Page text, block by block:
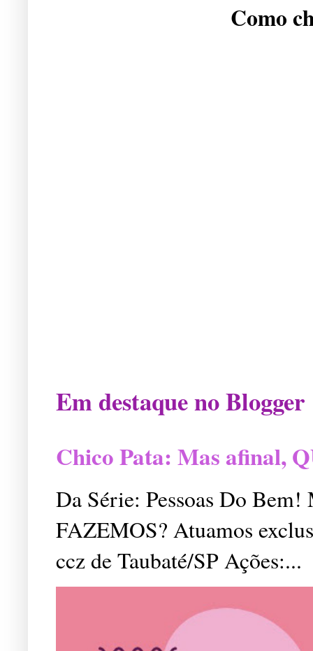
Como
Em destaque no Blogger
Chico Pata: Mas afinal,
Da Série: Pessoas Do
FAZEMOS? Atuamos
ccz de Taubaté/SP Ações:...